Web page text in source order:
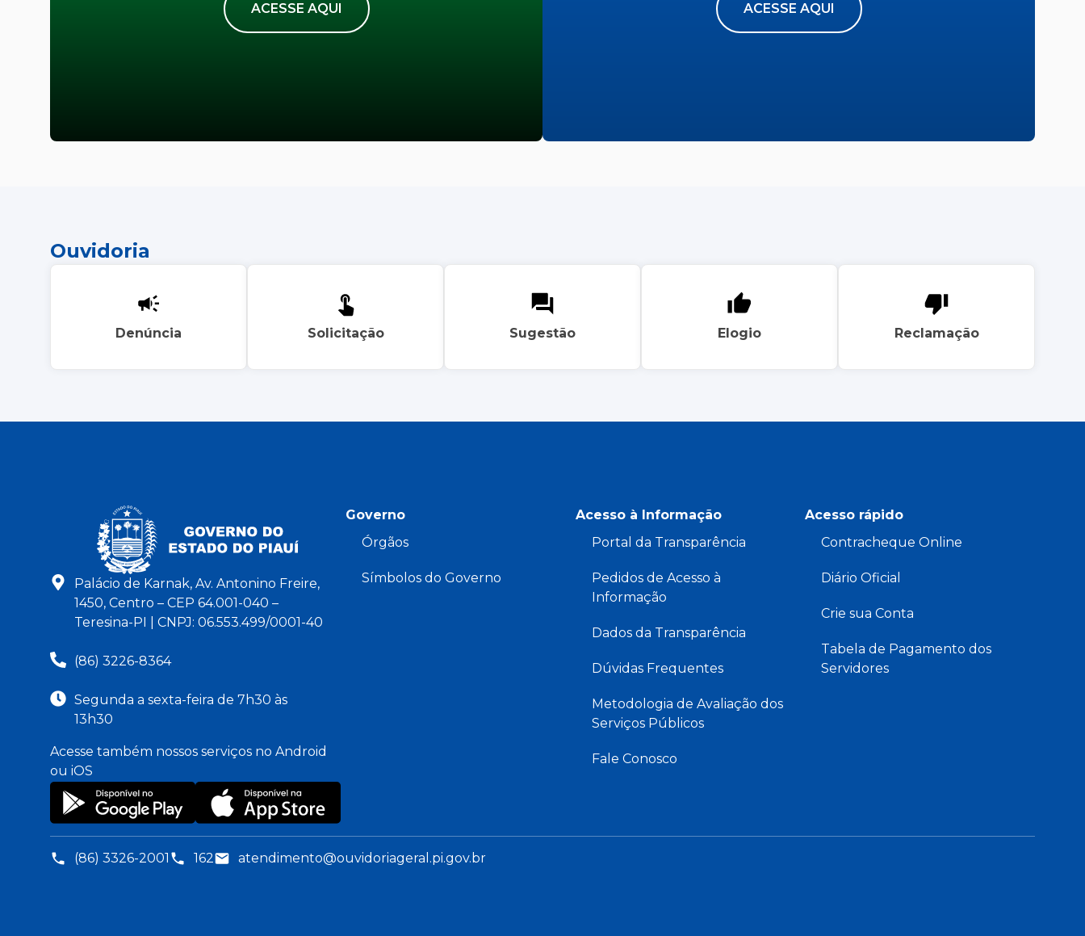
ACESSE AQUI ACESSE AQUI
Ouvidoria
Denúncia Solicitação Sugestão Elogio Reclamação
Palácio de Karnak, Av. Antonino Freire,
1450, Centro – CEP 64.001-040 –
Teresina-PI | CNPJ: 06.553.499/0001-40
(86) 3226-8364
Segunda a sexta-feira de 7h30 às
13h30
Acesse também nossos serviços no Android
ou iOS
Governo
Órgãos
Símbolos do Governo
Acesso à Informação
Portal da Transparência
Pedidos de Acesso à
Informação
Dados da Transparência
Dúvidas Frequentes
Metodologia de Avaliação dos
Serviços Públicos
Fale Conosco
Acesso rápido
Contracheque Online
Diário Oficial
Crie sua Conta
Tabela de Pagamento dos
Servidores
(86) 3326-2001 162 atendimento@ouvidoriageral.pi.gov.br